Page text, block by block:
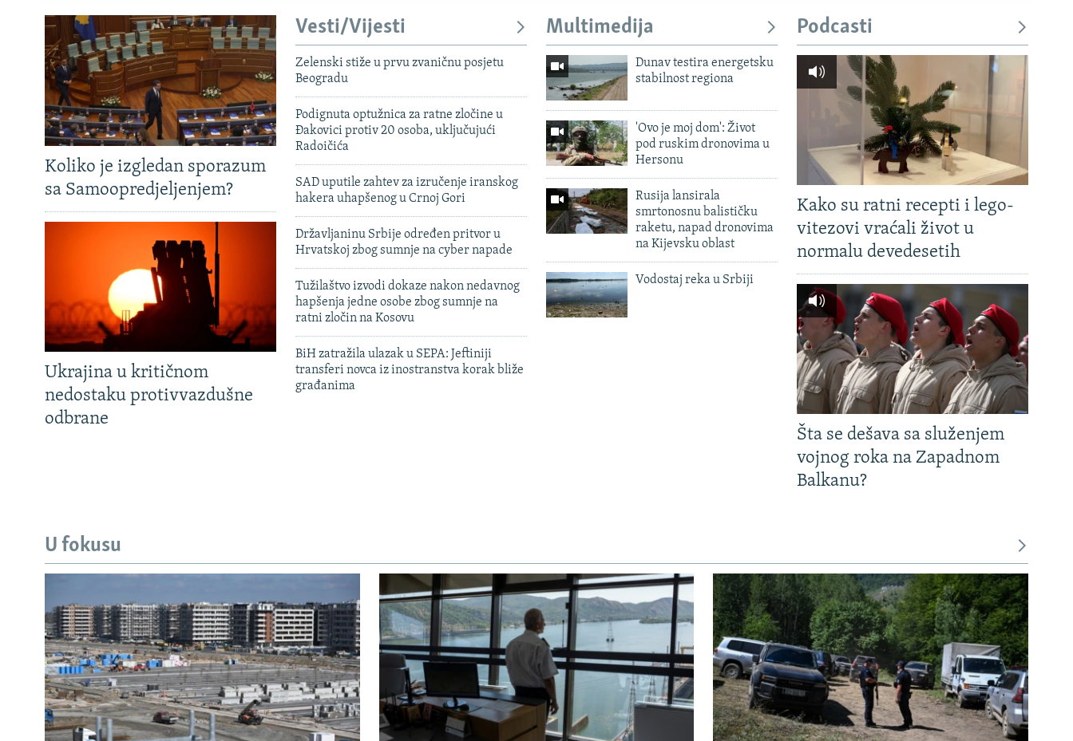
Koliko je izgledan sporazum
sa Samoopredjeljenjem?
Ukrajina u kritičnom
nedostaku protivvazdušne
odbrane
Vesti/Vijesti
Zelenski stiže u prvu zvaničnu posjetu
Beogradu
Podignuta optužnica za ratne zločine u
Đakovici protiv 20 osoba, uključujući
Radoičića
SAD uputile zahtev za izručenje iranskog
hakera uhapšenog u Crnoj Gori
Državljaninu Srbije određen pritvor u
Hrvatskoj zbog sumnje na cyber napade
Tužilaštvo izvodi dokaze nakon nedavnog
hapšenja jedne osobe zbog sumnje na
ratni zločin na Kosovu
BiH zatražila ulazak u SEPA: Jeftiniji
transferi novca iz inostranstva korak bliže
građanima
Multimedija
Dunav testira energetsku
stabilnost regiona
'Ovo je moj dom': Život
pod ruskim dronovima u
Hersonu
Rusija lansirala
smrtonosnu balističku
raketu, napad dronovima
na Kijevsku oblast
Vodostaj reka u Srbiji
Podcasti
Kako su ratni recepti i lego-
vitezovi vraćali život u
normalu devedesetih
Šta se dešava sa služenjem
vojnog roka na Zapadnom
Balkanu?
U fokusu